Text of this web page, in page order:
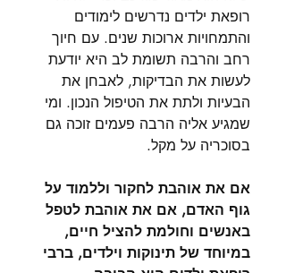
רופאת ילדים נדרשים לימודים
והתמחויות ארוכות שנים. עם חיוך
רחב והרבה תשומת לב היא יודעת
לעשות את הבדיקות, לאבחן את
הבעיות ולתת את הטיפול הנכון. ומי
שמגיע אליה הרבה פעמים זוכה גם
בסוכריה על מקל.
אם את אוהבת לחקור וללמוד על
גוף האדם, אם את אוהבת לטפל
באנשים וחולמת להציל חיים,
במיוחד של תינוקות וילדים, ברבי